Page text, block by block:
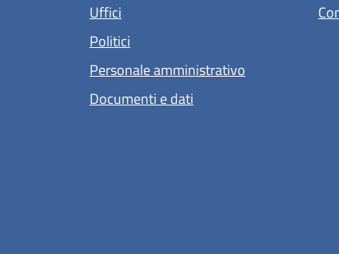
Uffici
Politici
Personale amministrativo
Documenti e dati